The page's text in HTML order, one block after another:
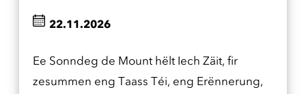
Ee Sonndeg de Mount hëlt Iech Zäit, fir
zesummen eng Taass Téi, eng Erënnerung,
22.11.2026